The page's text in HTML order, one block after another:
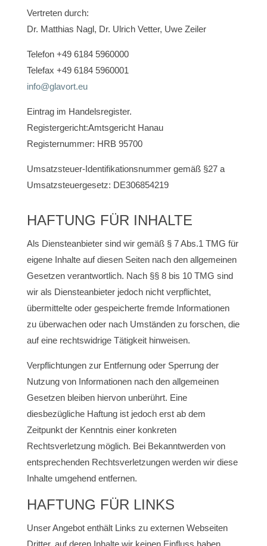
Vertreten durch:
Dr. Matthias Nagl, Dr. Ulrich Vetter, Uwe Zeiler
Telefon +49 6184 5960000
Telefax +49 6184 5960001
info@glavort.eu
Eintrag im Handelsregister.
Registergericht:Amtsgericht Hanau
Registernummer: HRB 95700
Umsatzsteuer-Identifikationsnummer gemäß §27 a
Umsatzsteuergesetz: DE306854219
HAFTUNG FÜR INHALTE
Als Diensteanbieter sind wir gemäß § 7 Abs.1 TMG für
eigene Inhalte auf diesen Seiten nach den allgemeinen
Gesetzen verantwortlich. Nach §§ 8 bis 10 TMG sind
wir als Diensteanbieter jedoch nicht verpflichtet,
übermittelte oder gespeicherte fremde Informationen
zu überwachen oder nach Umständen zu forschen, die
auf eine rechtswidrige Tätigkeit hinweisen.
Verpflichtungen zur Entfernung oder Sperrung der
Nutzung von Informationen nach den allgemeinen
Gesetzen bleiben hiervon unberührt. Eine
diesbezügliche Haftung ist jedoch erst ab dem
Zeitpunkt der Kenntnis einer konkreten
Rechtsverletzung möglich. Bei Bekanntwerden von
entsprechenden Rechtsverletzungen werden wir diese
Inhalte umgehend entfernen.
HAFTUNG FÜR LINKS
Unser Angebot enthält Links zu externen Webseiten
Dritter, auf deren Inhalte wir keinen Einfluss haben.